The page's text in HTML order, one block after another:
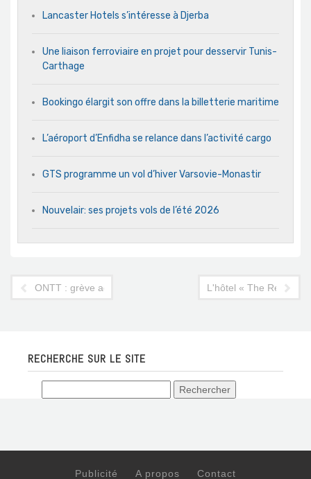
Lancaster Hotels s’intéresse à Djerba
Une liaison ferroviaire en projet pour desservir Tunis-
Carthage
Bookingo élargit son offre dans la billetterie maritime
L’aéroport d’Enfidha se relance dans l’activité cargo
GTS programme un vol d’hiver Varsovie-Monastir
Nouvelair: ses projets vols de l’été 2026
ONTT : grève administrative de trois joursL'hôtel « The
RECHERCHE SUR LE SITE
Publicité A propos Contact